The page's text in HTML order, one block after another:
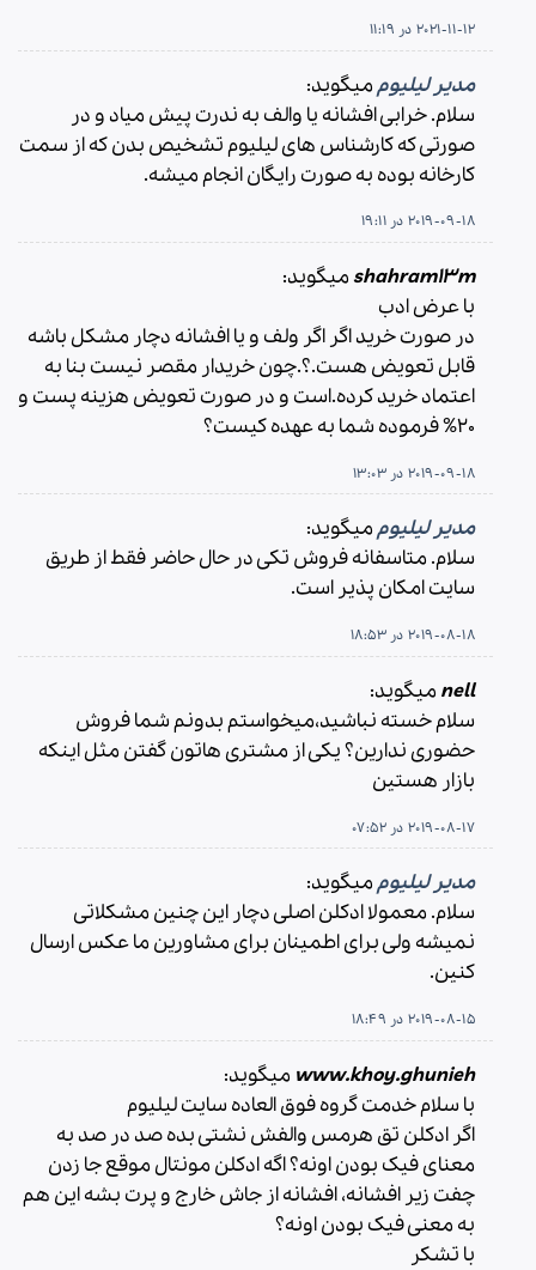
2021-11-12 در 11:19
مدیر لیلیوممیگوید:
سلام. خرابی افشانه یا والف به ندرت پیش میاد و در
صورتی که کارشناس های لیلیوم تشخیص بدن که از سمت
کارخانه بوده به صورت رایگان انجام میشه.
2019-09-18 در 19:11
shahram13mمیگوید:
با عرض ادب
در صورت خرید اگر اگر ولف و یا افشانه دچار مشکل باشه
قابل تعویض هست.؟.چون خریدار مقصر نیست بنا به
اعتماد خرید کرده.است و در صورت تعویض هزینه پست و
20% فرموده شما به عهده کیست؟
2019-09-18 در 13:03
مدیر لیلیوممیگوید:
سلام. متاسفانه فروش تکی در حال حاضر فقط از طریق
سایت امکان پذیر است.
2019-08-18 در 18:53
nell میگوید:
سلام خسته نباشید،میخواستم بدونم شما فروش
حضوری ندارین؟ یکی از مشتری هاتون گفتن مثل اینکه
بازار هستین
2019-08-17 در 07:52
مدیر لیلیوممیگوید:
سلام. معمولا ادکلن اصلی دچار این چنین مشکلاتی
نمیشه ولی برای اطمینان برای مشاورین ما عکس ارسال
کنین.
2019-08-15 در 18:49
www.khoy.ghunieh میگوید:
با سلام خدمت گروه فوق العاده سایت لیلیوم
اگر ادکلن تق هرمس والفش نشتی بده صد در صد به
معنای فیک بودن اونه؟ اگه ادکلن مونتال موقع جا زدن
چفت زیر افشانه، افشانه از جاش خارج و پرت بشه این هم
به معنی فیک بودن اونه؟
با تشکر